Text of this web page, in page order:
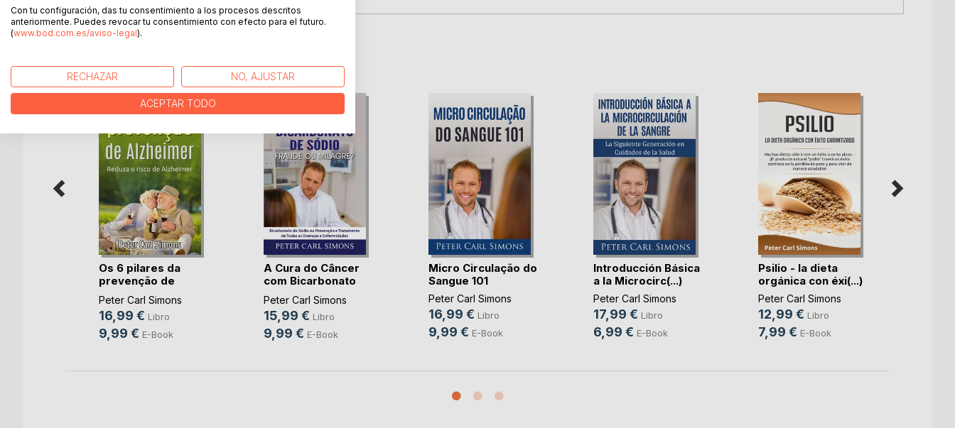
MÁS TÍTULOS DEBoD
Os 6 pilares da
prevenção de
Alzhe(...)
Peter Carl Simons
16,99 € Libro
9,99 € E-Book
A Cura do Câncer
com Bicarbonato
d(...)
Peter Carl Simons
15,99 € Libro
9,99 € E-Book
Micro Circulação do
Sangue 101
Peter Carl Simons
16,99 € Libro
9,99 € E-Book
Introducción Básica
a la Microcirc(...)
Peter Carl Simons
17,99 € Libro
6,99 € E-Book
Psilio - la dieta
orgánica con éxi(...)
Peter Carl Simons
12,99 € Libro
7,99 € E-Book
Con tu configuración, das tu consentimiento a los procesos descritos
anteriormente. Puedes revocar tu consentimiento con efecto para el futuro.
(www.bod.com.es/aviso-legal).
RECHAZAR NO, AJUSTAR
ACEPTAR TODO